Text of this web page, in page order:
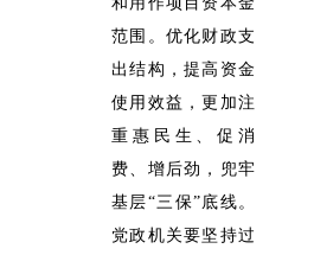
范围。优化财政支
出结构，提高资金
使用效益，更加注
重惠民生、促消
费、增后劲，兜牢
基层“三保”底线。
党政机关要坚持过